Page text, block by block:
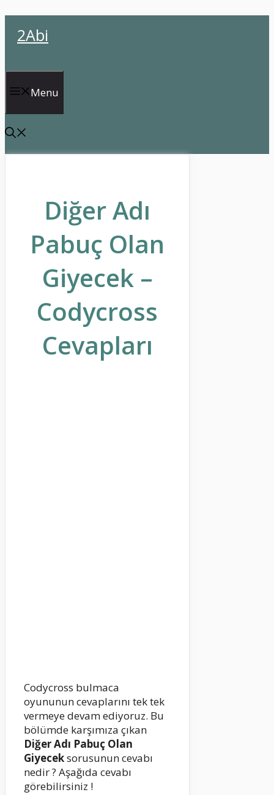
atla2Abi
Menu
Diğer Adı
Pabuç Olan
Giyecek –
Codycross
Cevapları
Codycross bulmaca
oyununun cevaplarını tek tek
vermeye devam ediyoruz. Bu
bölümde karşımıza çıkan
Diğer Adı Pabuç Olan
Giyeceksorusunun cevabı
nedir ? Aşağıda cevabı
görebilirsiniz !